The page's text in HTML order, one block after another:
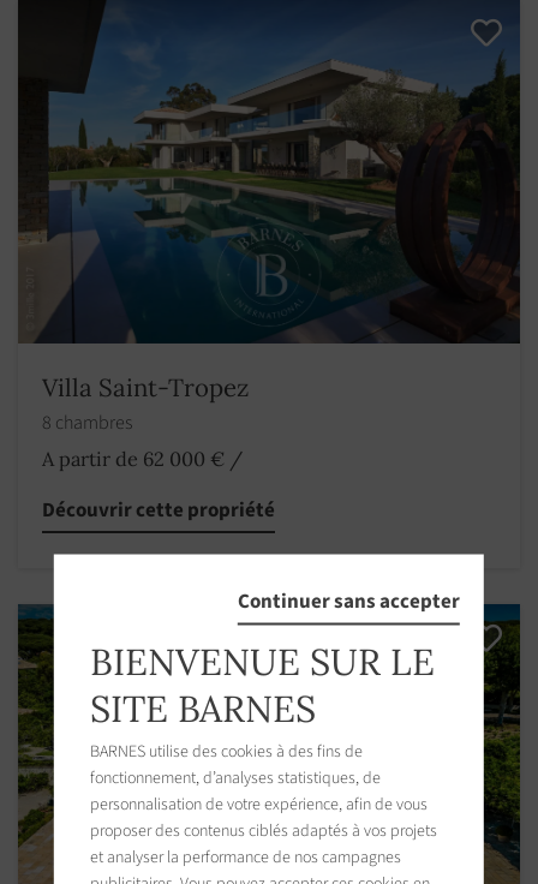
Villa Saint-Tropez
8 chambres
A partir de 62 000 € /
Découvrir cette propriété
Continuer sans accepter
BIENVENUE SUR LE
SITE BARNES
BARNES utilise des cookies à des fins de
fonctionnement, d’analyses statistiques, de
personnalisation de votre expérience, afin de vous
proposer des contenus ciblés adaptés à vos projets
et analyser la performance de nos campagnes